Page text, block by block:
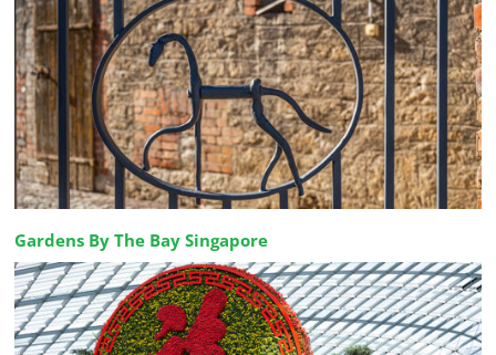
Gardens By The Bay Singapore